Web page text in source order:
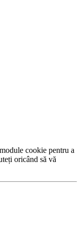
cookie pentru a
oricând să vă